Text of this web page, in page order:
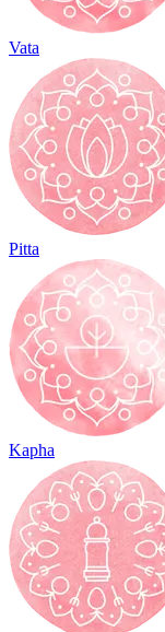
Vata
Pitta
Kapha